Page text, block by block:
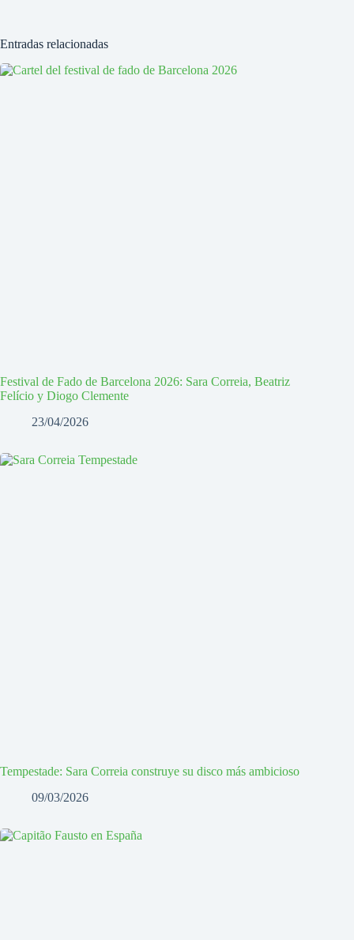
Entradas relacionadas
Festival de Fado de Barcelona 2026: Sara Correia, Beatriz
Felício y Diogo Clemente
23/04/2026
Tempestade: Sara Correia construye su disco más ambicioso
09/03/2026